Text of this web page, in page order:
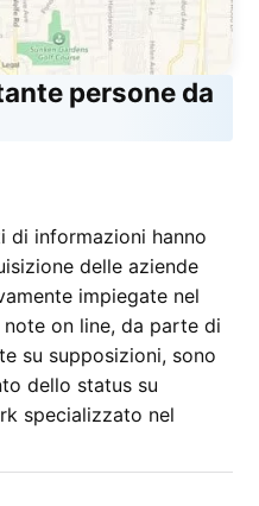
persone da
di informazioni hanno
delle aziende
impiegate nel
on line, da parte di
su supposizioni, sono
dello status su
specializzato nel